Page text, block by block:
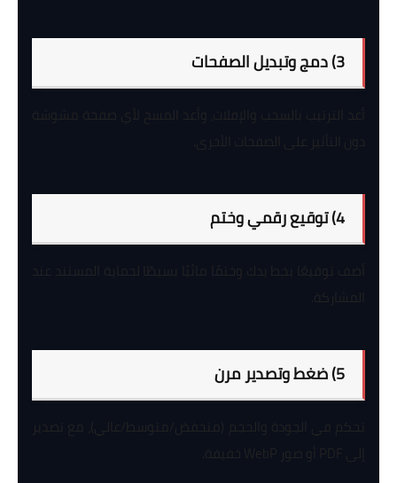
3) دمج وتبديل الصفحات
أعد الترتيب بالسحب والإفلات، وأعد المسح لأي صفحة مشوشة
دون التأثير على الصفحات الأخرى.
4) توقيع رقمي وختم
أضف توقيعًا بخط يدك وختمًا مائيًا بسيطًا لحماية المستند عند
المشاركة.
5) ضغط وتصدير مرن
تحكم في الجودة والحجم (منخفض/متوسط/عالي)، مع تصدير